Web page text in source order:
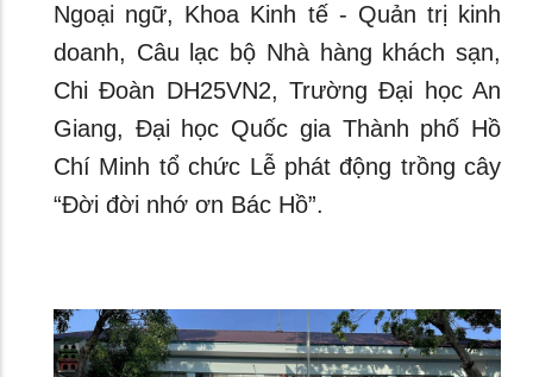
Ngoại ngữ, Khoa Kinh tế - Quản trị kinh
doanh, Câu lạc bộ Nhà hàng khách sạn,
Chi Đoàn DH25VN2, Trường Đại học An
Giang, Đại học Quốc gia Thành phố Hồ
Chí Minh tổ chức Lễ phát động trồng cây
“Đời đời nhớ ơn Bác Hồ”.